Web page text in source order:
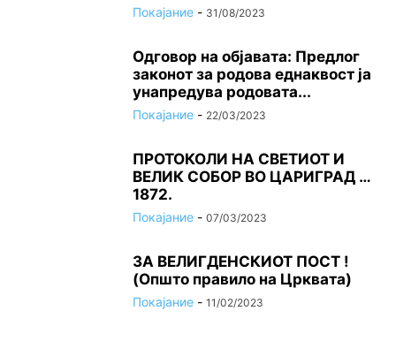
Покајание - 31/08/2023
Одговор на објавата: Предлог
законот за родова еднаквост ја
унапредува родовата...
Покајание - 22/03/2023
ПРОТОКОЛИ НА СВЕТИОТ И
ВЕЛИК СОБОР ВО ЦАРИГРАД …
1872.
Покајание - 07/03/2023
ЗА ВЕЛИГДЕНСКИОТ ПОСТ !
(Општо правило на Црквата)
Покајание - 11/02/2023